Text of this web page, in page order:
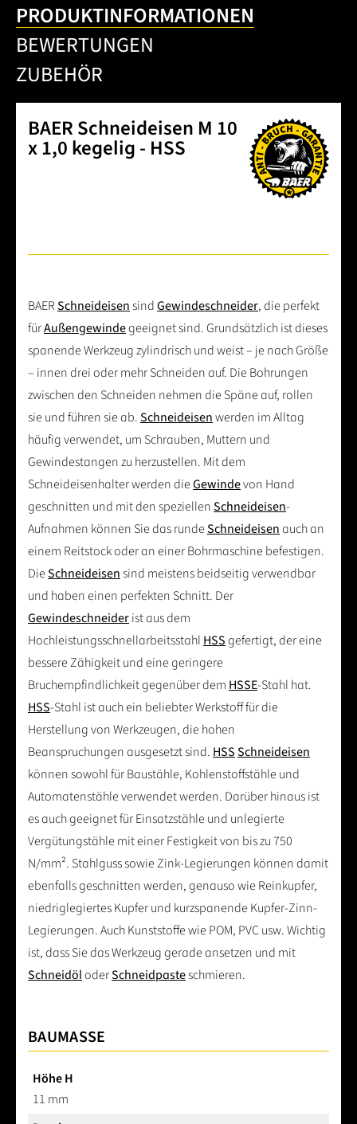
PRODUKTINFORMATIONEN
BEWERTUNGEN
ZUBEHÖR
BAER Schneideisen M 10
x 1,0 kegelig - HSS
BAERSchneideisensindGewindeschneider, die perfekt
fürAußengewindegeeignet sind. Grundsätzlich ist dieses
spanende Werkzeug zylindrisch und weist – je nach Größe
– innen drei oder mehr Schneiden auf. Die Bohrungen
zwischen den Schneiden nehmen die Späne auf, rollen
sie und führen sie ab.Schneideisenwerden im Alltag
häufig verwendet, um Schrauben, Muttern und
Gewindestangen zu herzustellen. Mit dem
Schneideisenhalter werden dieGewindevon Hand
geschnitten und mit den speziellenSchneideisen-
Aufnahmen können Sie das rundeSchneideisenauch an
einem Reitstock oder an einer Bohrmaschine befestigen.
DieSchneideisensind meistens beidseitig verwendbar
und haben einen perfekten Schnitt. Der
Gewindeschneiderist aus dem
Hochleistungsschnellarbeitsstahl HSSgefertigt, der eine
bessere Zähigkeit und eine geringere
Bruchempfindlichkeit gegenüber dem HSSE-Stahl hat.
HSS-Stahl ist auch ein beliebter Werkstoff für die
Herstellung von Werkzeugen, die hohen
Beanspruchungen ausgesetzt sind. HSSSchneideisen
können sowohl für Baustähle, Kohlenstoffstähle und
Automatenstähle verwendet werden. Darüber hinaus ist
es auch geeignet für Einsatzstähle und unlegierte
Vergütungstähle mit einer Festigkeit von bis zu 750
N/mm². Stahlguss sowie Zink-Legierungen können damit
ebenfalls geschnitten werden, genauso wie Reinkupfer,
niedriglegiertes Kupfer und kurzspanende Kupfer-Zinn-
Legierungen. Auch Kunststoffe wie POM, PVC usw. Wichtig
ist, dass Sie das Werkzeug gerade ansetzen und mit
SchneidöloderSchneidpasteschmieren.
BAUMASSE
Höhe H
11 mm